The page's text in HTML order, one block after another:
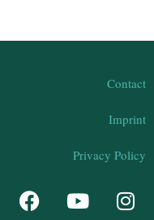
Contact
Imprint
Privacy Policy